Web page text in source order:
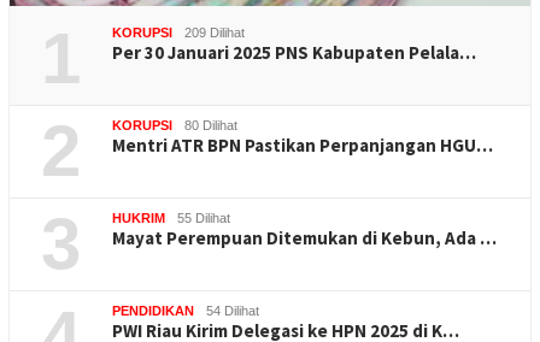
1 KORUPSI 209 Dilihat
Per 30 Januari 2025 PNS Kabupaten Pelala…
2 KORUPSI 80 Dilihat
Mentri ATR BPN Pastikan Perpanjangan HGU…
3 HUKRIM 55 Dilihat
Mayat Perempuan Ditemukan di Kebun, Ada …
PENDIDIKAN 54 Dilihat
PWI Riau Kirim Delegasi ke HPN 2025 di K…